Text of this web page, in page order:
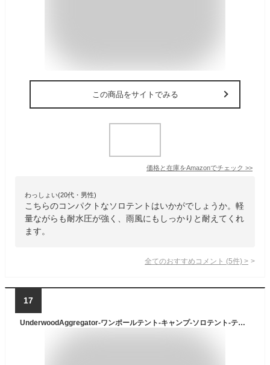
この商品をサイトでみる
価格と在庫をAmazonでチェック >>
わっしょい(20代・男性)
こちらのコンパクトなソロテントはいかがでしょうか。軽
量ながらも耐水圧が強く、雨風にもしっかりと耐えてくれ
ます。
全てのおすすめコメント (5件) >
17
UnderwoodAggregator-ワンポールテント-キャンプ-ソロテント-テント（トレッキングポールは含まれません）